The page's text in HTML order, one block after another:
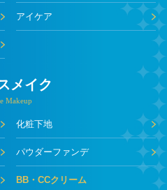
アイケア
メイク
Makeup
化粧下地
パウダーファンデ
BB・CCクリーム